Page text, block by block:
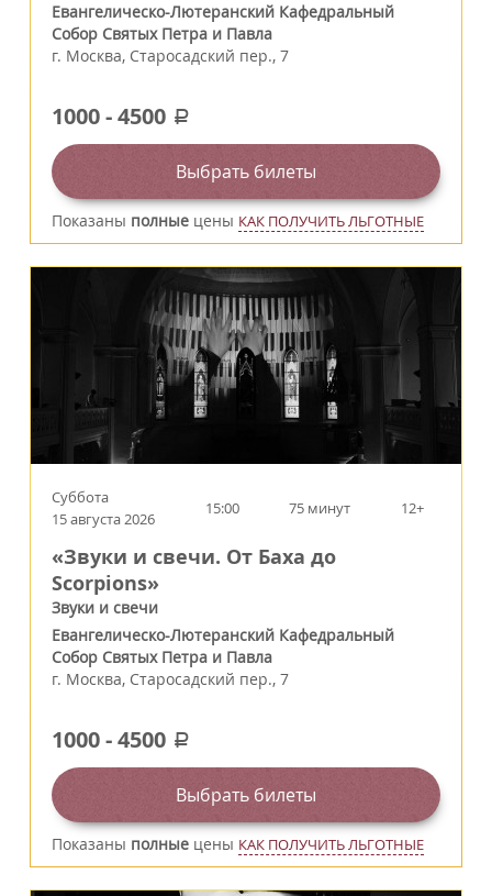
Евангелическо-Лютеранский Кафедральный
Собор Святых Петра и Павла
г. Москва, Старосадский пер., 7
1000-4500 a
Выбрать билеты
Показаны полные цены КАК ПОЛУЧИТЬ ЛЬГОТНЫЕ
Суббота
15 августа 2026
15:00 75 минут 12+
«Звуки и свечи. От Баха до
Scorpions»
Звуки и свечи
Евангелическо-Лютеранский Кафедральный
Собор Святых Петра и Павла
г. Москва, Старосадский пер., 7
1000-4500 a
Выбрать билеты
Показаны полные цены КАК ПОЛУЧИТЬ ЛЬГОТНЫЕ